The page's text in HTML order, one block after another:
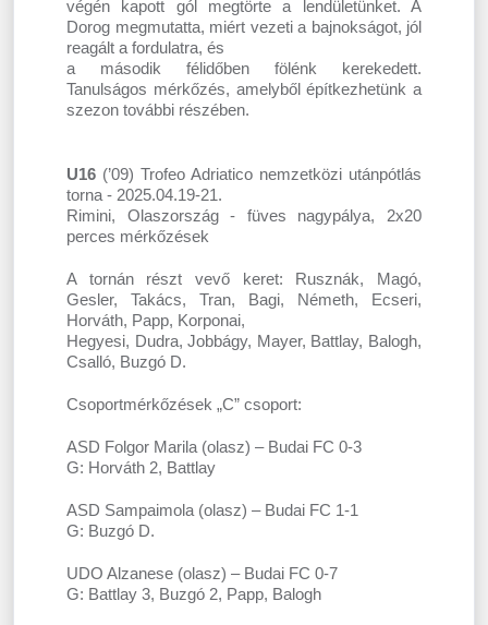
végén kapott gól megtörte a lendületünket. A
Dorog megmutatta, miért vezeti a bajnokságot, jól
reagált a fordulatra, és
a második félidőben fölénk kerekedett.
Tanulságos mérkőzés, amelyből építkezhetünk a
szezon további részében.
U16 (’09) Trofeo Adriatico nemzetközi utánpótlás
torna - 2025.04.19-21.
Rimini, Olaszország - füves nagypálya, 2x20
perces mérkőzések
A tornán részt vevő keret: Rusznák, Magó,
Gesler, Takács, Tran, Bagi, Németh, Ecseri,
Horváth, Papp, Korponai,
Hegyesi, Dudra, Jobbágy, Mayer, Battlay, Balogh,
Csalló, Buzgó D.
Csoportmérkőzések „C” csoport:
ASD Folgor Marila (olasz) – Budai FC 0-3
G: Horváth 2, Battlay
ASD Sampaimola (olasz) – Budai FC 1-1
G: Buzgó D.
UDO Alzanese (olasz) – Budai FC 0-7
G: Battlay 3, Buzgó 2, Papp, Balogh